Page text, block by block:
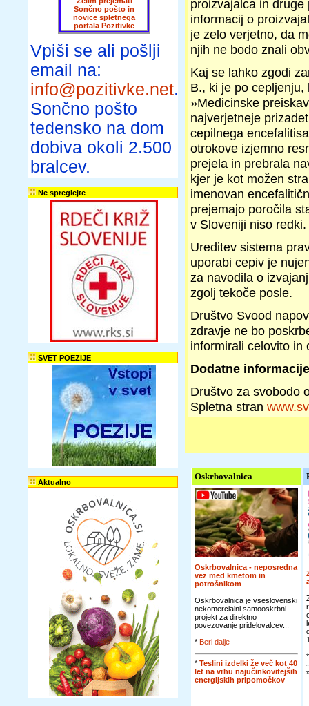
Sončno pošto in
novice spletnega
portala Pozitivke
Vpiši se ali pošlji
email na:
info@pozitivke.net.
Sončno pošto
tedensko na dom
dobiva okoli 2.500
bralcev.
Ne spreglejte
SVET POEZIJE
Aktualno
proizvajalca in
informacij o
je zelo verjetno, da
njih ne bodo znali
Kaj se lahko zgodi
B., ki je po
»Medicinske
najverjetneje
cepilnega
otrokove izjemno
prejela in prebrala
kjer je kot možen
imenovan
prejemajo poročila
v Sloveniji niso redki.
Ureditev sistema
uporabi cepiv je
za navodila o
zgolj tekoče posle.
Društvo Svood
zdravje ne bo
informirali celovito in
Dodatne
Društvo za svobodo
Spletna stran
Oskrbovalnica
Oskrbovalnica - neposredna
vez med kmetom in
potrošnikom
Oskrbovalnica je vseslovenski
nekomercialni samooskrbni
projekt za direktno
povezovanje pridelovalcev...
* Beri dalje
* Teslini izdelki že več kot 40
let na vrhu najučinkovitejših
energijskih pripomočkov